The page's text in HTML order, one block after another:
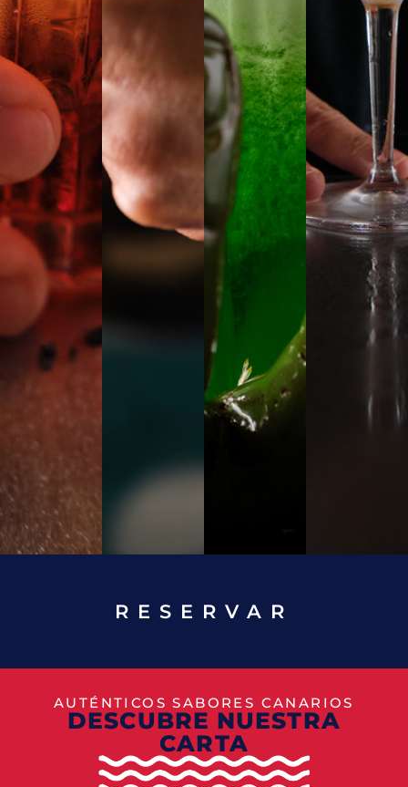
RESERVAR
AUTÉNTICOS SABORES CANARIOS
DESCUBRE NUESTRA
CARTA